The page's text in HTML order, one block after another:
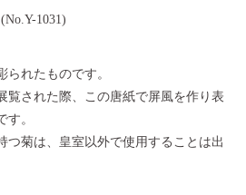
(No.Y-1031)
られたものです。
覧された際、この唐紙で屏風を作り表
。
つ菊は、皇室以外で使用することは出